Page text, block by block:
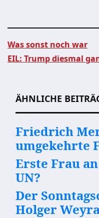
Was sonst noch war
EIL: Trump diesmal
ÄHNLICHE
Friedrich
umgekehrte
Erste Frau
UN?
Der
Holger